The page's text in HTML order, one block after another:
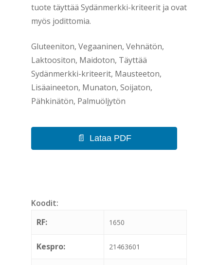
tuote täyttää Sydänmerkki-kriteerit ja ovat
myös jodittomia.
Gluteeniton, Vegaaninen, Vehnätön,
Laktoositon, Maidoton, Täyttää
Sydänmerkki-kriteerit, Mausteeton,
Lisäaineeton, Munaton, Soijaton,
Pähkinätön, Palmuöljytön
Lataa PDF
Koodit:
RF:
1650
Kespro: 21463601